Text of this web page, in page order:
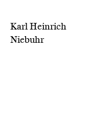
Karl Heinrich
Niebuhr